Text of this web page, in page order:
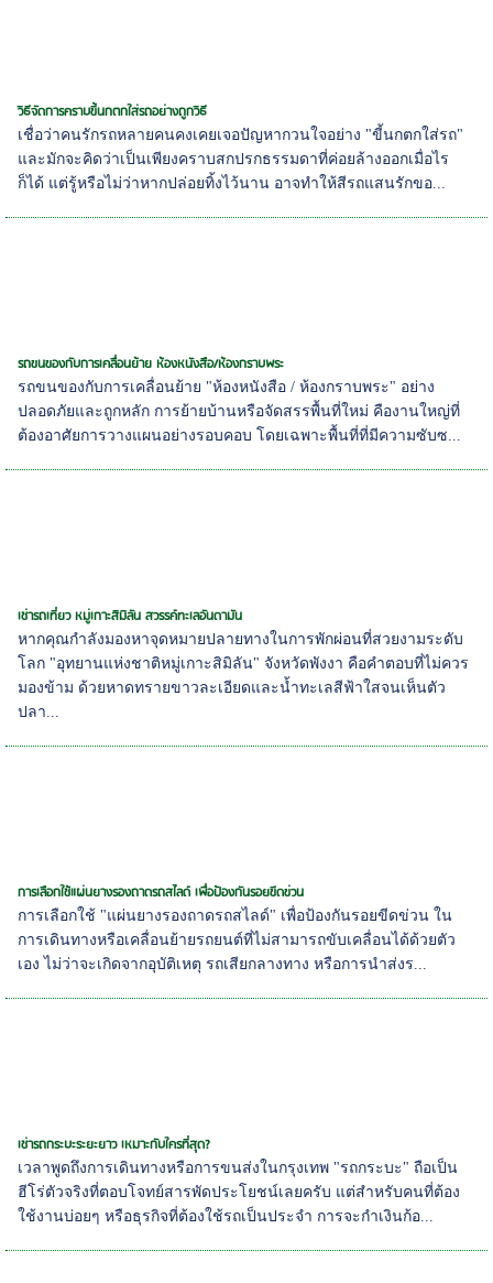
วิธีจัดการคราบขี้นกตกใส่รถอย่างถูกวิธี
เชื่อว่าคนรักรถหลายคนคงเคยเจอปัญหากวนใจอย่าง "ขี้นกตกใส่รถ"
และมักจะคิดว่าเป็นเพียงคราบสกปรกธรรมดาที่ค่อยล้างออกเมื่อไร
ก็ได้ แต่รู้หรือไม่ว่าหากปล่อยทิ้งไว้นาน อาจทำให้สีรถแสนรักขอ...
รถขนของกับการเคลื่อนย้าย ห้องหนังสือ/ห้องกราบพระ
รถขนของกับการเคลื่อนย้าย "ห้องหนังสือ / ห้องกราบพระ" อย่าง
ปลอดภัยและถูกหลัก การย้ายบ้านหรือจัดสรรพื้นที่ใหม่ คืองานใหญ่ที่
ต้องอาศัยการวางแผนอย่างรอบคอบ โดยเฉพาะพื้นที่ที่มีความซับซ...
เช่ารถเที่ยว หมู่เกาะสิมิลัน สวรรค์ทะเลอันดามัน
หากคุณกำลังมองหาจุดหมายปลายทางในการพักผ่อนที่สวยงามระดับ
โลก "อุทยานแห่งชาติหมู่เกาะสิมิลัน" จังหวัดพังงา คือคำตอบที่ไม่ควร
มองข้าม ด้วยหาดทรายขาวละเอียดและน้ำทะเลสีฟ้าใสจนเห็นตัว
ปลา...
การเลือกใช้แผ่นยางรองถาดรถสไลด์ เพื่อป้องกันรอยขีดข่วน
การเลือกใช้ "แผ่นยางรองถาดรถสไลด์" เพื่อป้องกันรอยขีดข่วน ใน
การเดินทางหรือเคลื่อนย้ายรถยนต์ที่ไม่สามารถขับเคลื่อนได้ด้วยตัว
เอง ไม่ว่าจะเกิดจากอุบัติเหตุ รถเสียกลางทาง หรือการนำส่งร...
เช่ารถกระบะระยะยาว เหมาะกับใครที่สุด?
เวลาพูดถึงการเดินทางหรือการขนส่งในกรุงเทพ "รถกระบะ" ถือเป็น
ฮีโร่ตัวจริงที่ตอบโจทย์สารพัดประโยชน์เลยครับ แต่สำหรับคนที่ต้อง
ใช้งานบ่อยๆ หรือธุรกิจที่ต้องใช้รถเป็นประจำ การจะกำเงินก้อ...